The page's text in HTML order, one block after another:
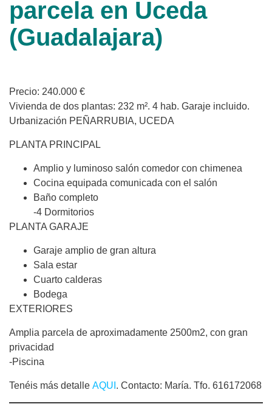
parcela en Uceda
(Guadalajara)
Precio: 240.000 €
Vivienda de dos plantas: 232 m². 4 hab. Garaje incluido.
Urbanización PEÑARRUBIA, UCEDA
PLANTA PRINCIPAL
Amplio y luminoso salón comedor con chimenea
Cocina equipada comunicada con el salón
Baño completo
-4 Dormitorios
PLANTA GARAJE
Garaje amplio de gran altura
Sala estar
Cuarto calderas
Bodega
EXTERIORES
Amplia parcela de aproximadamente 2500m2, con gran
privacidad
-Piscina
Tenéis más detalle AQUI . Contacto: María. Tfo. 616172068